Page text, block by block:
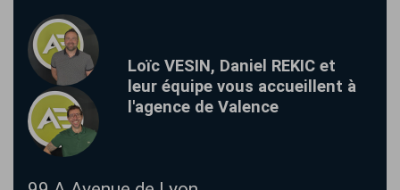
Loïc VESIN, Daniel REKIC et
leur équipe vous accueillent à
l'agence de Valence